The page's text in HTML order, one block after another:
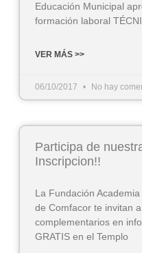
Educación Municipal
formación laboral
VER MÁS >>
06/10/2017 No hay
Participa de
Inscripcion!!
La Fundación
de Comfacor te invitan
complementarios en
GRATIS en el Templo